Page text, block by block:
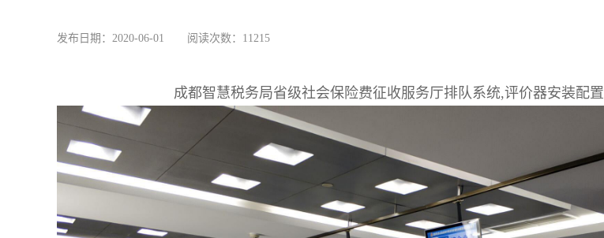
发布日期：2020-06-01 阅读次数：11215
成都智慧税务局省级社会保险费征收服务厅排队系统,评价器安装配置